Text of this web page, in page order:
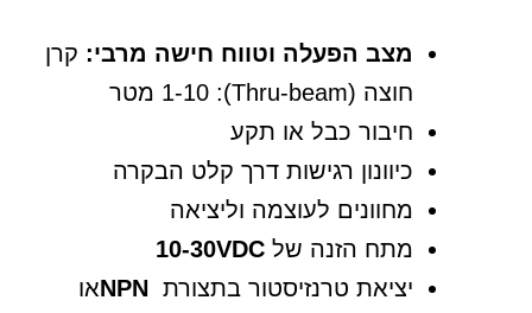
מצב הפעלה וטווח חישה מרבי: קרן
חוצה (Thru-beam): 1-10 מטר
חיבור כבל או תקע
כיוונון רגישות דרך קלט הבקרה
מחוונים לעוצמה וליציאה
מתח הזנה של 10-30VDC
יציאת טרנזיסטור בתצורת
או